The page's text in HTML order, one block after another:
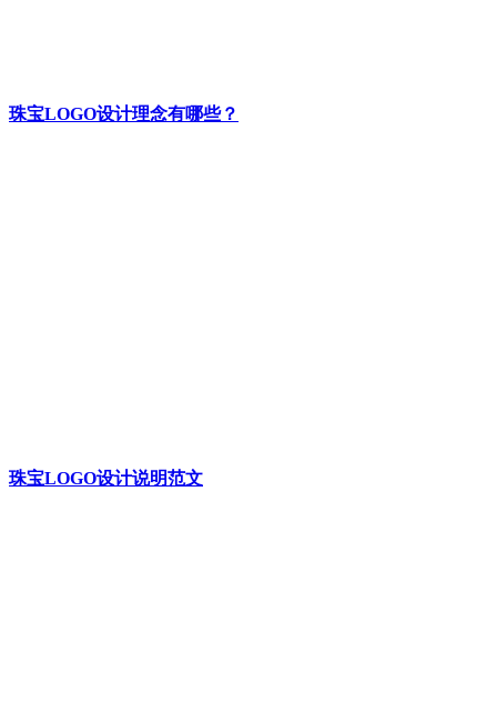
珠宝LOGO设计理念有哪些？
珠宝LOGO设计说明范文